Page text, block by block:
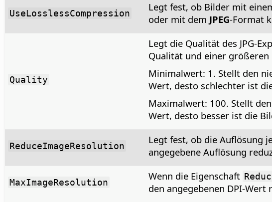
UseLosslessCompression
Legt fest, ob Bilder mit
oder mit dem JPEG-Format
Quality
Legt die Qualität des JPG-
Qualität und einer größeren
Minimalwert: 1. Stellt den
Wert, desto schlechter ist
Maximalwert: 100. Stellt
Wert, desto besser ist die
ReduceImageResolution
Legt fest, ob die Auflösung
angegebene Auflösung
MaxImageResolution
Wenn die Eigenschaft
den angegebenen DPI-